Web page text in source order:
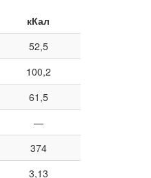
кКал
52,5
100,2
61,5
—
374
3,13